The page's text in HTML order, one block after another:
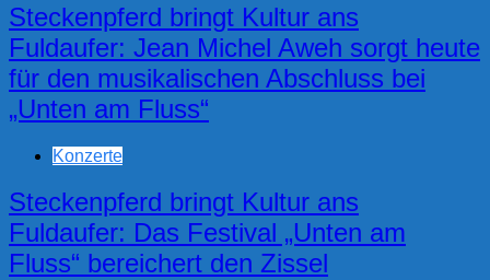
Steckenpferd bringt Kultur ans
Fuldaufer: Jean Michel Aweh sorgt heute
für den musikalischen Abschluss bei
„Unten am Fluss“
Konzerte
Steckenpferd bringt Kultur ans
Fuldaufer: Das Festival „Unten am
Fluss“ bereichert den Zissel